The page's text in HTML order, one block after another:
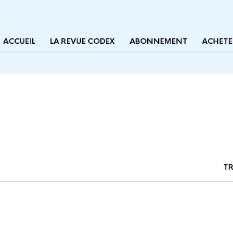
ACCUEIL LA REVUE CODEX ABONNEMENT